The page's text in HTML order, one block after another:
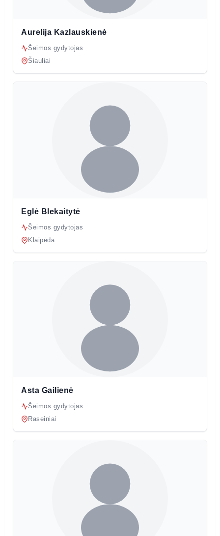
Aurelija Kazlauskienė
Šeimos gydytojas
Šiauliai
Eglė Blekaitytė
Šeimos gydytojas
Klaipėda
Asta Gailienė
Šeimos gydytojas
Raseiniai